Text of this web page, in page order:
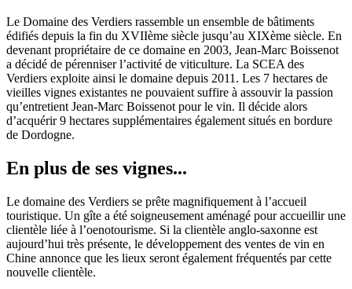
Le Domaine des Verdiers rassemble un ensemble de bâtiments
édifiés depuis la fin du XVIIème siècle jusqu’au XIXème siècle. En
devenant propriétaire de ce domaine en 2003, Jean-Marc Boissenot
a décidé de pérenniser l’activité de viticulture. La SCEA des
Verdiers exploite ainsi le domaine depuis 2011. Les 7 hectares de
vieilles vignes existantes ne pouvaient suffire à assouvir la passion
qu’entretient Jean-Marc Boissenot pour le vin. Il décide alors
d’acquérir 9 hectares supplémentaires également situés en bordure
de Dordogne.
En plus de ses vignes...
Le domaine des Verdiers se prête magnifiquement à l’accueil
touristique. Un gîte a été soigneusement aménagé pour accueillir une
clientèle liée à l’oenotourisme. Si la clientèle anglo-saxonne est
aujourd’hui très présente, le développement des ventes de vin en
Chine annonce que les lieux seront également fréquentés par cette
nouvelle clientèle.